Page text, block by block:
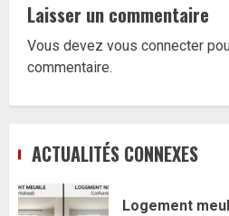
Laisser un commentaire
Vous devez vous connecter
commentaire.
ACTUALITÉS CONNEXES
Logement